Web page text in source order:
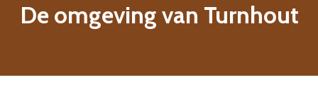
De omgeving van Turnhout